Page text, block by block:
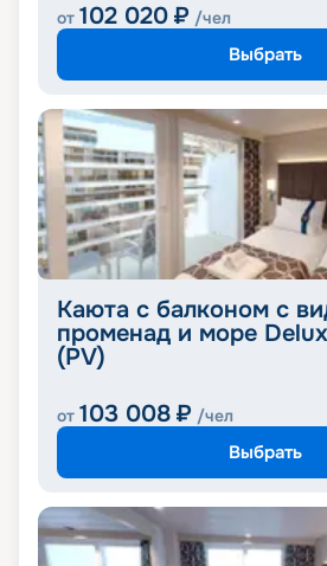
от 102 020 ₽ /чел
Выбрать
Каюта с балконом с
променад и море
(PV)
от 103 008 ₽ /чел
Выбрать